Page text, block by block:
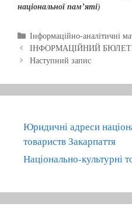
національної пам’яті)
C
a
t
g
o
i
e
s
Інформаційно-аналітичні
P
o
t
n
o
n
ІНФОРМАЦІЙНИЙ
Наступний запис
Юридичні адреси
товариств Закарпаття
Національно-культурні